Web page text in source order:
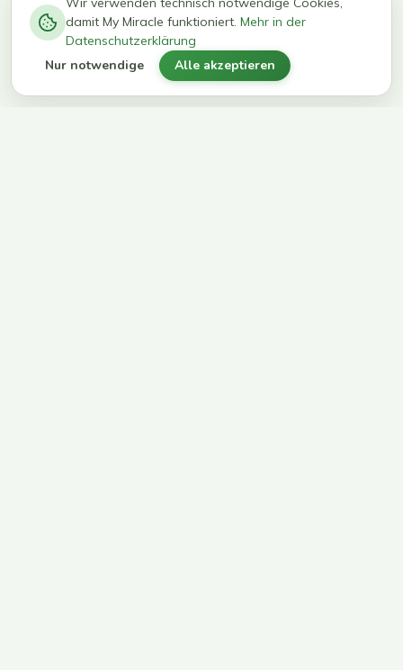
kg in 12
Wochen
erreichen
ihr Ziel
damit My Miracle funktioniert. Mehr in der
Datenschutzerklärung
Nur notwendige Alle akzeptieren